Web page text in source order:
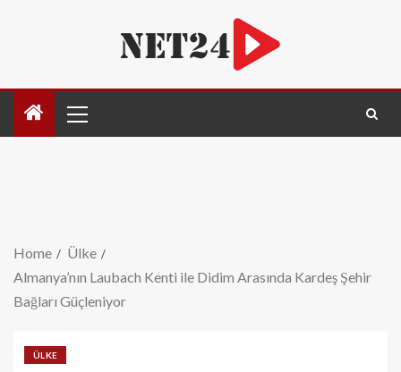
Home
Ülke
Almanya’nın Laubach Kenti ile Didim Arasında Kardeş Şehir
Bağları Güçleniyor
ÜLKE